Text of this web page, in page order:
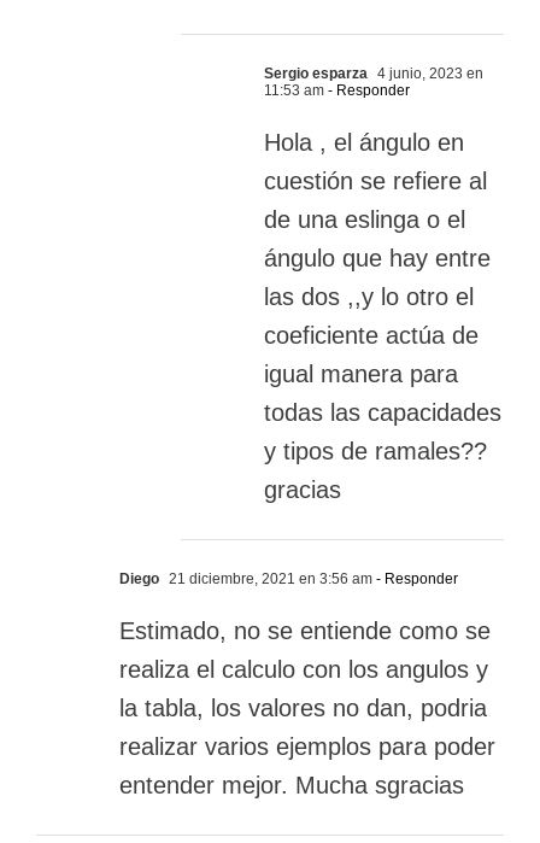
Sergio esparza 4 junio, 2023 en
11:53 am - Responder
Hola , el ángulo en
cuestión se refiere al
de una eslinga o el
ángulo que hay entre
las dos ,,y lo otro el
coeficiente actúa de
igual manera para
todas las capacidades
y tipos de ramales??
gracias
Diego 21 diciembre, 2021 en 3:56 am - Responder
Estimado, no se entiende como se
realiza el calculo con los angulos y
la tabla, los valores no dan, podria
realizar varios ejemplos para poder
entender mejor. Mucha sgracias